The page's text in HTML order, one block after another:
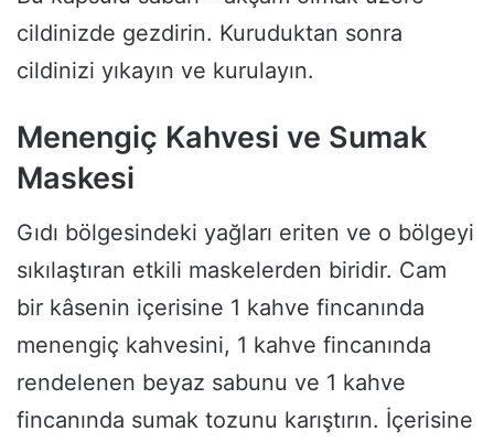
cildinizde gezdirin. Kuruduktan sonra
cildinizi yıkayın ve kurulayın.
Menengiç Kahvesi ve Sumak
Maskesi
Gıdı bölgesindeki yağları eriten ve o bölgeyi
sıkılaştıran etkili maskelerden biridir. Cam
bir kâsenin içerisine 1 kahve fincanında
menengiç kahvesini, 1 kahve fincanında
rendelenen beyaz sabunu ve 1 kahve
fincanında sumak tozunu karıştırın. İçerisine